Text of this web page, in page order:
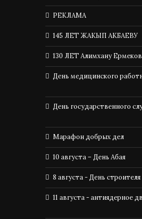
РЕКЛАМА
145 ЛЕТ ЖАКЫП АКБАЕВУ
130 ЛЕТ Алимхану
День медицинского
День государственного
Марафон добрых дел
10 августа – День Абая
8 августа - День строителя
11 августа - антиядерное